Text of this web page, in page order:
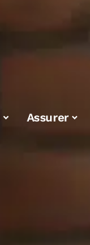
Assurer